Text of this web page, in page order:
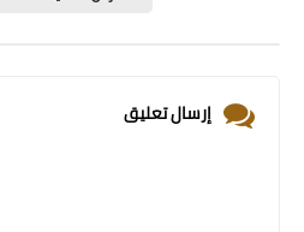
إرسال تعليق